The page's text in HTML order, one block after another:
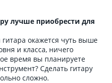
лучше приобрести для
гитара окажется чуть выше
и класса, ничего
время вы планируете
Сделать гитару
сложно.